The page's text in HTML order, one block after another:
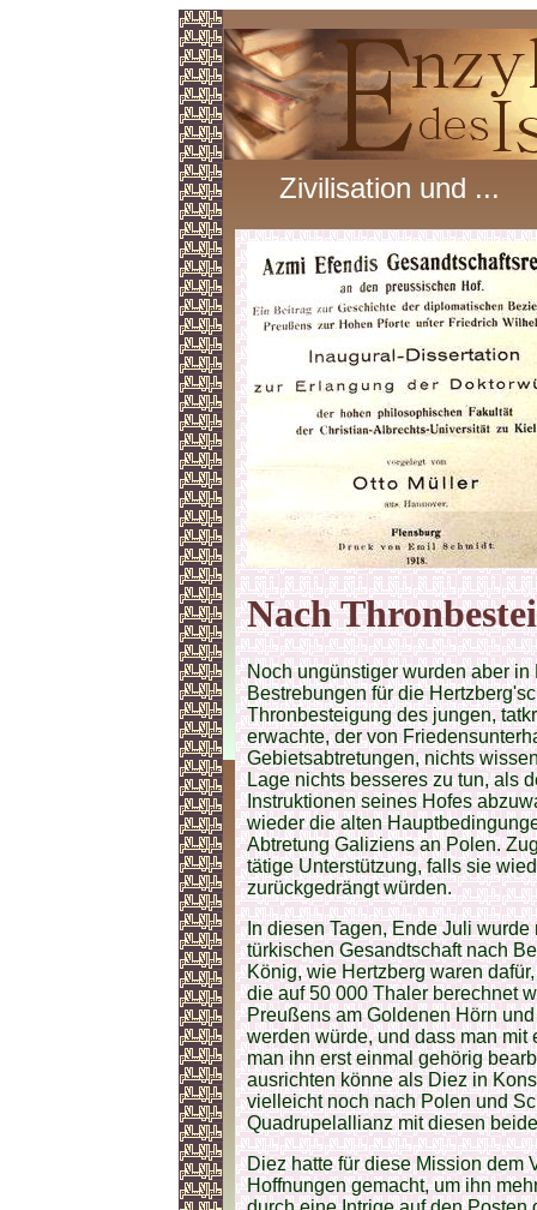
Zivilisation und ...
Nach
Noch ungünstiger wurden aber
Bestrebungen für die
Thronbesteigung des jungen,
erwachte, der von
Gebietsabtretungen, nichts
Lage nichts besseres zu tun, als
Instruktionen seines Hofes
wieder die alten
Abtretung Galiziens an Polen.
tätige Unterstützung, falls sie
zurückgedrängt würden.
In diesen Tagen, Ende Juli
türkischen Gesandtschaft nach
König, wie Hertzberg waren
die auf 50 000 Thaler berechnet
Preußens am Goldenen Hörn
werden würde, und dass man
man ihn erst einmal gehörig
ausrichten könne als Diez in
vielleicht noch nach Polen und
Quadrupelallianz mit diesen
Diez hatte für diese Mission dem
Hoffnungen gemacht, um ihn